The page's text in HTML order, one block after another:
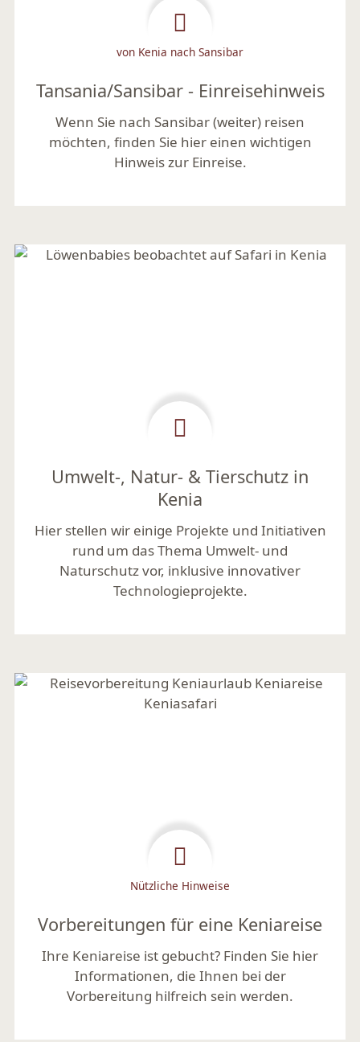
von Kenia nach Sansibar
Tansania/Sansibar - Einreisehinweis
Wenn Sie nach Sansibar (weiter) reisen
möchten, finden Sie hier einen wichtigen
Hinweis zur Einreise.
Umwelt-, Natur- & Tierschutz in
Kenia
Hier stellen wir einige Projekte und Initiativen
rund um das Thema Umwelt- und
Naturschutz vor, inklusive innovativer
Technologieprojekte.
Nützliche Hinweise
Vorbereitungen für eine Keniareise
Ihre Keniareise ist gebucht? Finden Sie hier
Informationen, die Ihnen bei der
Vorbereitung hilfreich sein werden.